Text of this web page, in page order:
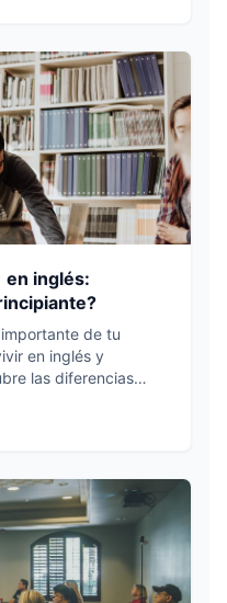
en inglés:
de tu
en inglés y
las diferencias